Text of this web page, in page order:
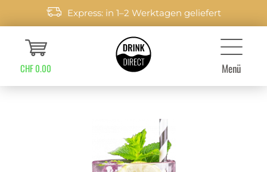
Express: in 1–2 Werktagen geliefert
CHF 0.00 Menü